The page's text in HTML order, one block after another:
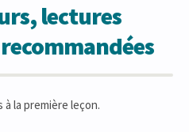
lectures
la première leçon.